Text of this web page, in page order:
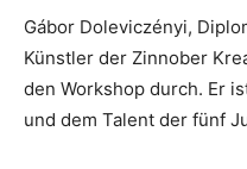
Gábor Doleviczényi,
Künstler der Zinnober
den Workshop durch. Er
und dem Talent der fünf